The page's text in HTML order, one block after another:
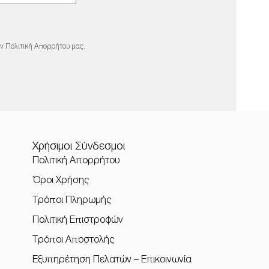
Πολιτική Απορρήτου μας.
Χρήσιμοι Σύνδεσμοι
Πολιτική Απορρήτου
Όροι Χρήσης
Τρόποι Πληρωμής
Πολιτική Επιστροφών
Τρόποι Αποστολής
Εξυπηρέτηση Πελατών – Επικοινωνία